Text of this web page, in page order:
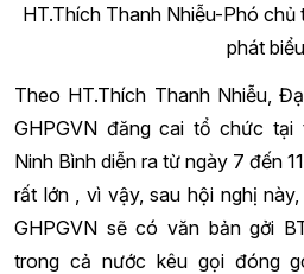
HT.Thích Thanh Nhiễu-Phó
phát biểu
Theo HT.Thích Thanh Nhiễu,
GHPGVN đăng cai tổ chức tại
Ninh Bình diễn ra từ ngày 7 đến
rất lớn , vì vậy, sau hội nghị
GHPGVN sẽ có văn bản gởi
trong cả nước kêu gọi đóng